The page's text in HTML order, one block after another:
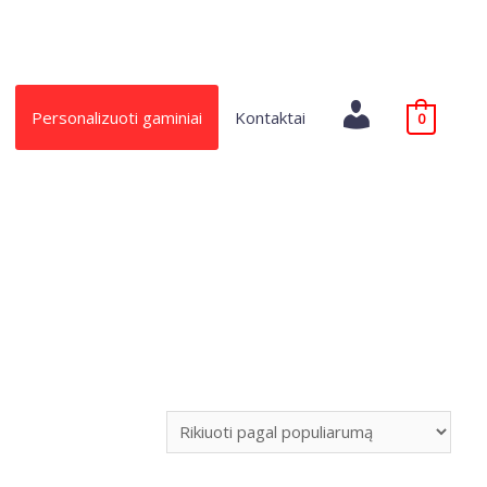
Personalizuoti gaminiai Kontaktai Paskyra
0